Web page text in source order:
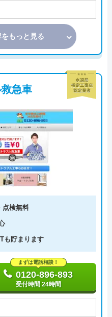
もっと見る
急車
点検無料
も貯まります
まずは電話相談！
0120-896-893
受付時間 24時間